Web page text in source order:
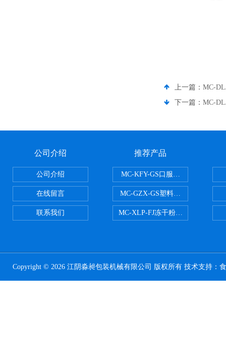
上一篇： MC-
下一篇： MC-
公司介绍
公司介绍
在线留言
联系我们
推荐产品
MC-KFY-GS口服液灌装线
MC-GZX-GS塑料瓶高速跟踪式灌
MC-XLP-FJ冻干粉西林瓶灌装机
Copyright © 2026 江阴淼昶包装机械有限公司 版权所有 技术支持：